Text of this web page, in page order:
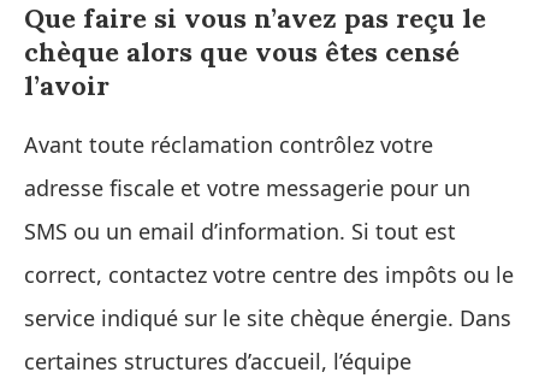
Que faire si vous n’avez pas reçu le
chèque alors que vous êtes censé
l’avoir
Avant toute réclamation contrôlez votre
adresse fiscale et votre messagerie pour un
SMS ou un email d’information. Si tout est
correct, contactez votre centre des impôts ou le
service indiqué sur le site chèque énergie. Dans
certaines structures d’accueil, l’équipe